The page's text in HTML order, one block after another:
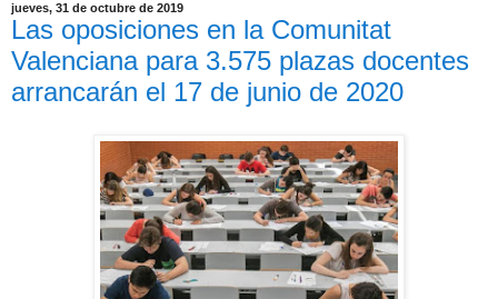
jueves, 31 de octubre de 2019
Las oposiciones en la Comunitat
Valenciana para 3.575 plazas docentes
arrancarán el 17 de junio de 2020